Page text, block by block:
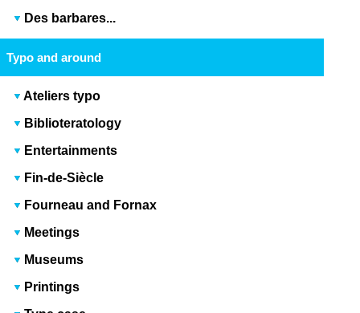
Des barbares...
Typo and around
Ateliers typo
Biblioteratology
Entertainments
Fin-de-Siècle
Fourneau and Fornax
Meetings
Museums
Printings